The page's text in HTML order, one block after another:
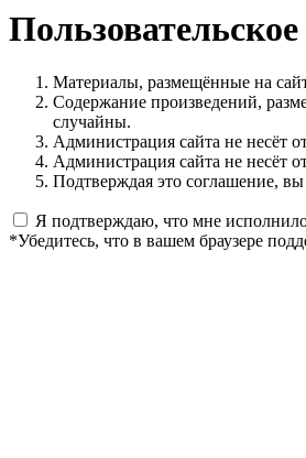
Материалы, размещённые на
Содержание произведений,
случайны.
Администрация сайта не несёт
Администрация сайта не несёт
Подтверждая это соглашение,
Я подтверждаю, что мне
*Убедитесь, что в вашем браузере